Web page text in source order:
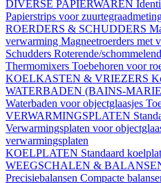
DIVERSE PAPIERWAREN
Papierstrips voor
ROERDERS & SCHUDDERS
verwarming Magneetroerders met
Schudders Roterende/
Thermomixers Toebehoren voor
KOELKASTEN & VRIEZERS
WATERBADEN (BAINS-
Waterbaden voor objectglaasjes
VERWARMINGSPLATEN
Verwarmingsplaten voor
verwarmingsplaten
KOELPLATEN Standaard
WEEGSCHALEN &
Precisiebalansen Compacte